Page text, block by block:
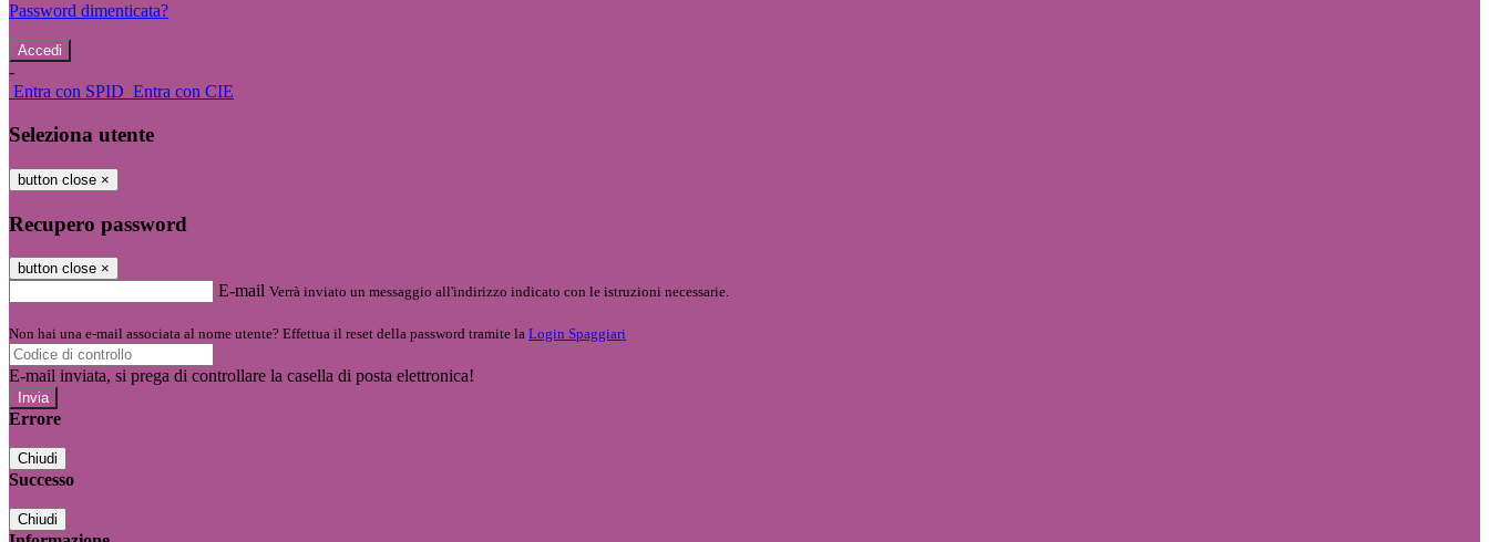
Password dimenticata?
-
Entra con SPID Entra con CIE
Seleziona utente
button close ×
Recupero password
button close ×
E-mail Verrà inviato un messaggio all'indirizzo indicato con le istruzioni necessarie.
Non hai una e-mail associata al nome utente? Effettua il reset della password tramite la Login Spaggiari
E-mail inviata, si prega di controllare la casella di posta elettronica!
Errore
Chiudi
Successo
Chiudi